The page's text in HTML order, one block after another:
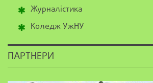
Журналістика
Коледж УжНУ
ПАРТНЕРИ